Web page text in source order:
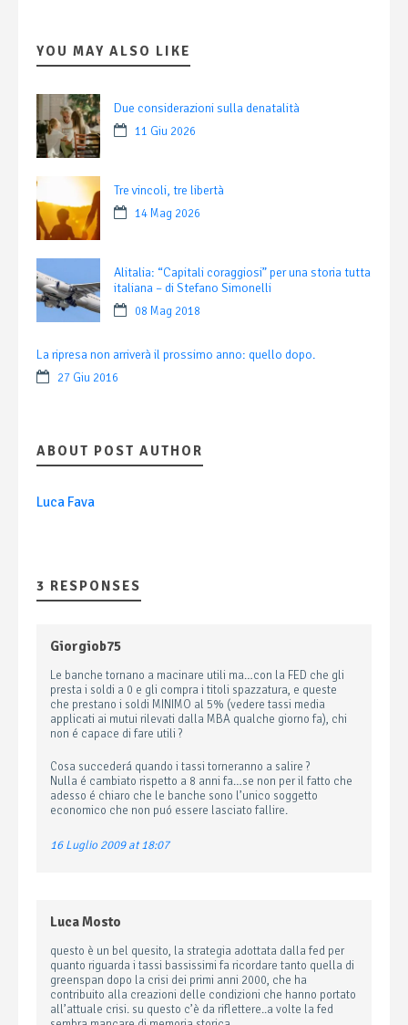
YOU MAY ALSO LIKE
Due considerazioni sulla denatalità
11 Giu 2026
Tre vincoli, tre libertà
14 Mag 2026
Alitalia: “Capitali coraggiosi” per una storia tutta
italiana – di Stefano Simonelli
08 Mag 2018
La ripresa non arriverà il prossimo anno: quello dopo.
27 Giu 2016
ABOUT POST AUTHOR
Luca Fava
3 RESPONSES
Giorgiob75
Le banche tornano a macinare utili ma…con la FED che gli
presta i soldi a 0 e gli compra i titoli spazzatura, e queste
che prestano i soldi MINIMO al 5% (vedere tassi media
applicati ai mutui rilevati dalla MBA qualche giorno fa), chi
non é capace di fare utili ?
Cosa succederá quando i tassi torneranno a salire ?
Nulla é cambiato rispetto a 8 anni fa…se non per il fatto che
adesso é chiaro che le banche sono l’unico soggetto
economico che non puó essere lasciato fallire.
16 Luglio 2009 at 18:07
Luca Mosto
questo è un bel quesito, la strategia adottata dalla fed per
quanto riguarda i tassi bassissimi fa ricordare tanto quella di
greenspan dopo la crisi dei primi anni 2000, che ha
contribuito alla creazioni delle condizioni che hanno portato
all’attuale crisi. su questo c’è da riflettere..a volte la fed